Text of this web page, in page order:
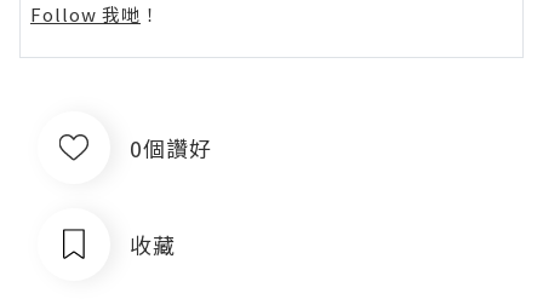
Follow 我哋 ！
0個讚好
收藏